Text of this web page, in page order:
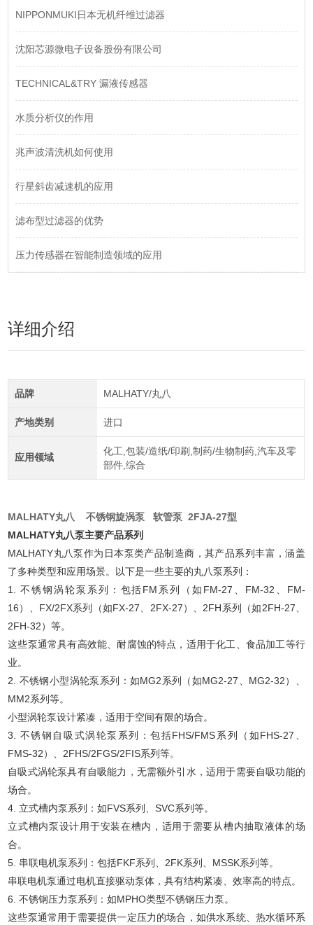
NIPPONMUKI日本无机纤维过滤器
沈阳芯源微电子设备股份有限公司
TECHNICAL&TRY 漏液传感器
水质分析仪的作用
兆声波清洗机如何使用
​行星斜齿减速机的应用
滤布型过滤器的优势
压力传感器在智能制造领域的应用
详细介绍
品牌 MALHATY/丸八
产地类别 进口
应用领域
化工,包装/造纸/印刷,制药/生物制药,汽车及零
部件,综合
MALHATY丸八 不锈钢旋涡泵 软管泵 2FJA-27型
MALHATY丸八泵主要产品系列
MALHATY丸八泵作为日本泵类产品制造商，其产品系列丰富，涵盖
了多种类型和应用场景。以下是一些主要的丸八泵系列：
1. 不锈钢涡轮泵系列：包括FM系列（如FM-27、FM-32、FM-
16）、FX/2FX系列（如FX-27、2FX-27）、2FH系列（如2FH-27、
2FH-32）等。
这些泵通常具有高效能、耐腐蚀的特点，适用于化工、食品加工等行
业。
2. 不锈钢小型涡轮泵系列：如MG2系列（如MG2-27、MG2-32）、
MM2系列等。
小型涡轮泵设计紧凑，适用于空间有限的场合。
3. 不锈钢自吸式涡轮泵系列：包括FHS/FMS系列（如FHS-27、
FMS-32）、2FHS/2FGS/2FIS系列等。
自吸式涡轮泵具有自吸能力，无需额外引水，适用于需要自吸功能的
场合。
4. 立式槽内泵系列：如FVS系列、SVC系列等。
立式槽内泵设计用于安装在槽内，适用于需要从槽内抽取液体的场
合。
5. 串联电机泵系列：包括FKF系列、2FK系列、MSSK系列等。
串联电机泵通过电机直接驱动泵体，具有结构紧凑、效率高的特点。
6. 不锈钢压力泵系列：如MPHO类型不锈钢压力泵。
这些泵通常用于需要提供一定压力的场合，如供水系统、热水循环系